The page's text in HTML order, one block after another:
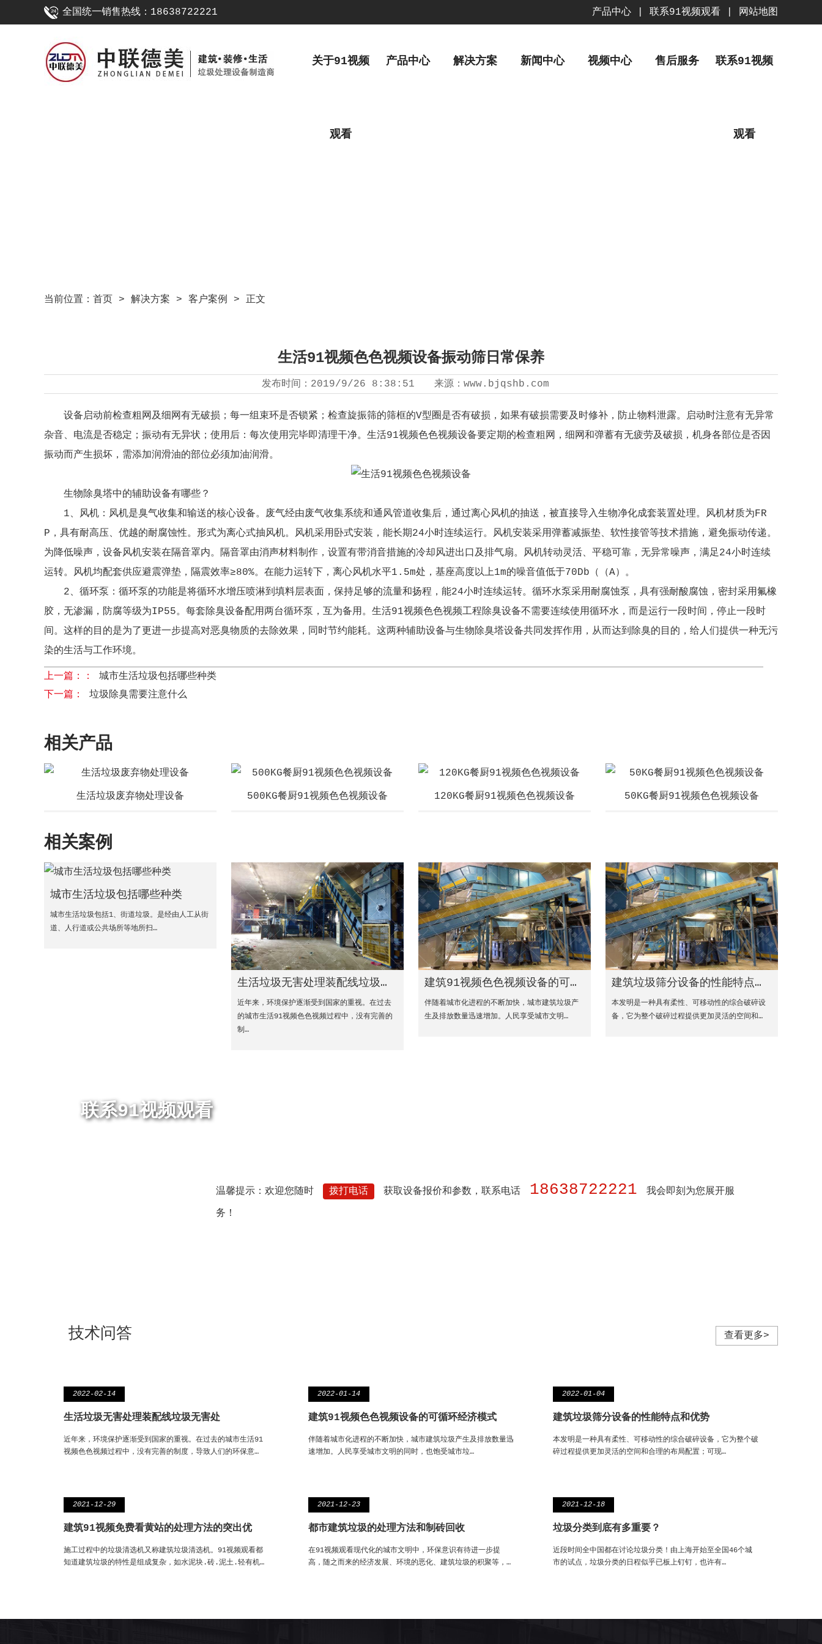
产品中心 联系91视频观看 网站地图
全国统一销售热线：18638722221
关于91视频
观看
产品中心 解决方案 新闻中心 视频中心 售后服务 联系91视频
观看
当前位置： 首页 > 解决方案 > 客户案例 > 正文
生活91视频色色视频设备振动筛日常保养
发布时间： 2019/9/26 8:38:51 来源： www.bjqshb.com
设备启动前检查粗网及细网有无破损；每一组束环是否锁紧；检查旋振筛的筛框的V型圈是否有破损，如果有破损需要及时修补，防止物料泄露。启动时注意有无异常
杂音、电流是否稳定；振动有无异状；使用后：每次使用完毕即清理干净。生活91视频色色视频设备要定期的检查粗网，细网和弹蓄有无疲劳及破损，机身各部位是否因
振动而产生损坏，需添加润滑油的部位必须加油润滑。
生物除臭塔中的辅助设备有哪些？
1、风机：风机是臭气收集和输送的核心设备。废气经由废气收集系统和通风管道收集后，通过离心风机的抽送，被直接导入生物净化成套装置处理。风机材质为FR
P，具有耐高压、优越的耐腐蚀性。形式为离心式抽风机。风机采用卧式安装，能长期24小时连续运行。风机安装采用弹蓄减振垫、软性接管等技术措施，避免振动传递。
为降低噪声，设备风机安装在隔音罩内。隔音罩由消声材料制作，设置有带消音措施的冷却风进出口及排气扇。风机转动灵活、平稳可靠，无异常噪声，满足24小时连续
运转。风机均配套供应避震弹垫，隔震效率≥80%。在能力运转下，离心风机水平1.5m处，基座高度以上1m的噪音值低于70Db（（A）。
2、循环泵：循环泵的功能是将循环水增压喷淋到填料层表面，保持足够的流量和扬程，能24小时连续运转。循环水泵采用耐腐蚀泵，具有强耐酸腐蚀，密封采用氟橡
胶，无渗漏，防腐等级为IP55。每套除臭设备配用两台循环泵，互为备用。生活91视频色色视频工程除臭设备不需要连续使用循环水，而是运行一段时间，停止一段时
间。这样的目的是为了更进一步提高对恶臭物质的去除效果，同时节约能耗。这两种辅助设备与生物除臭塔设备共同发挥作用，从而达到除臭的目的，给人们提供一种无污
染的生活与工作环境。
上一篇：： 城市生活垃圾包括哪些种类
下一篇： 垃圾除臭需要注意什么
相关产品
生活垃圾废弃物处理设备 500KG餐厨91视频色色视频设备 120KG餐厨91视频色色视频设备 50KG餐厨91视频色色视频设备
相关案例
城市生活垃圾包括哪些种类
城市生活垃圾包括1、街道垃圾。是经由人工从街
道、人行道或公共场所等地所扫…
生活垃圾无害处理装配线垃圾无害处理不再需要进口到国外
近年来，环境保护逐渐受到国家的重视。在过去
的城市生活91视频色色视频过程中，没有完善的
制…
建筑91视频色色视频设备的可循环经济模式
伴随着城市化进程的不断加快，城市建筑垃圾产
生及排放数量迅速增加。人民享受城市文明…
建筑垃圾筛分设备的性能特点和优势
本发明是一种具有柔性、可移动性的综合破碎设
备，它为整个破碎过程提供更加灵活的空间和…
联系91视频观看
温馨提示：欢迎您随时 拨打电话 获取设备报价和参数，联系电话 18638722221
务！
查看更多>
技术问答
2022-02-14
生活垃圾无害处理装配线垃圾无害处
近年来，环境保护逐渐受到国家的重视。在过去的城市生活91
视频色色视频过程中，没有完善的制度，导致人们的环保意…
2022-01-14
建筑91视频色色视频设备的可循环经济模式
伴随着城市化进程的不断加快，城市建筑垃圾产生及排放数量迅
速增加。人民享受城市文明的同时，也饱受城市垃…
2022-01-04
建筑垃圾筛分设备的性能特点和优势
本发明是一种具有柔性、可移动性的综合破碎设备，它为整个破
碎过程提供更加灵活的空间和合理的布局配置；可现…
2021-12-29
建筑91视频免费看黄站的处理方法的突出优
施工过程中的垃圾清选机又称建筑垃圾清选机。91视频观看都
知道建筑垃圾的特性是组成复杂，如水泥块.砖.泥土.轻有机…
2021-12-23
都市建筑垃圾的处理方法和制砖回收
在91视频观看现代化的城市文明中，环保意识有待进一步提
高，随之而来的经济发展、环境的恶化、建筑垃圾的积聚等，…
2021-12-18
垃圾分类到底有多重要？
近段时间全中国都在讨论垃圾分类！由上海开始至全国46个城
市的试点，垃圾分类的日程似乎已板上钉钉，也许有…